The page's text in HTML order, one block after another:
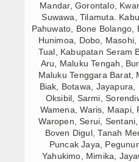
Mandar, Gorontalo,
Suwawa, Tilamuta.
Pahuwato, Bone Bolango,
Hunimoa, Dobo,
Tual, Kabupatan Seram
Aru, Maluku Tengah,
Maluku Tenggara Barat,
Biak, Botawa, Jayapura,
Oksibil, Sarmi,
Wamena, Waris, Maapi,
Waropen, Serui,
Boven Digul, Tanah
Puncak Jaya,
Yahukimo, Mimika,